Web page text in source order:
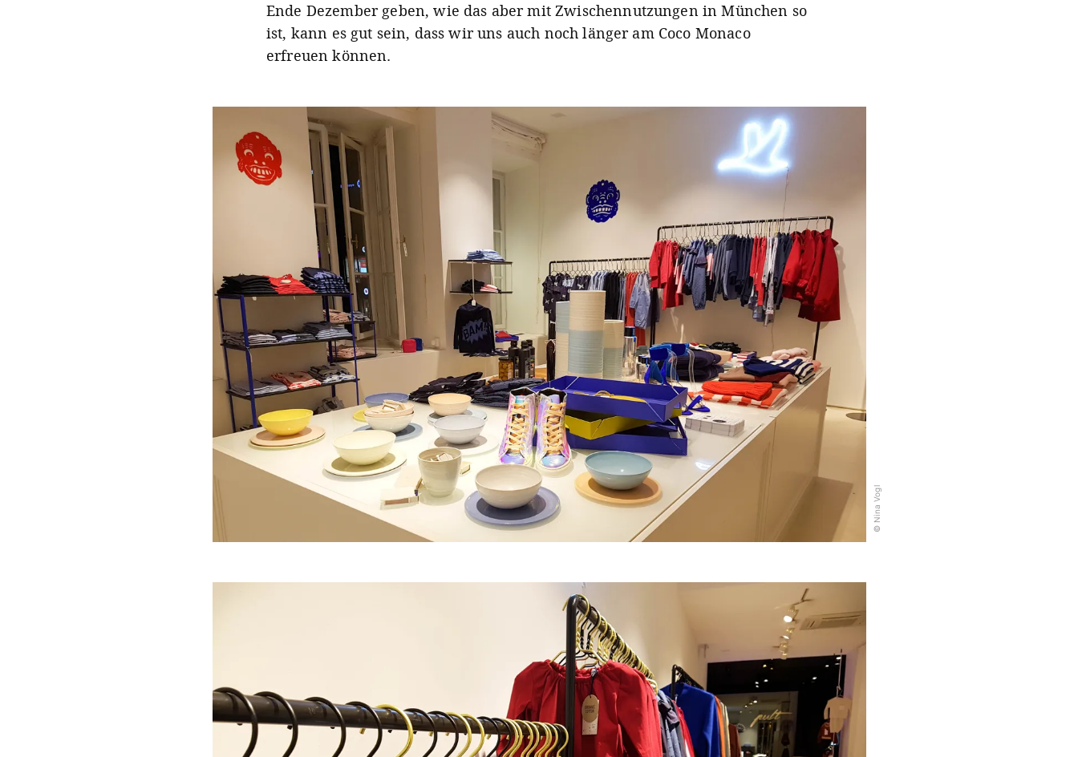
Ende Dezember geben, wie das aber mit Zwischennutzungen in München so
ist, kann es gut sein, dass wir uns auch noch länger am Coco Monaco
erfreuen können.
© Nina Vogl